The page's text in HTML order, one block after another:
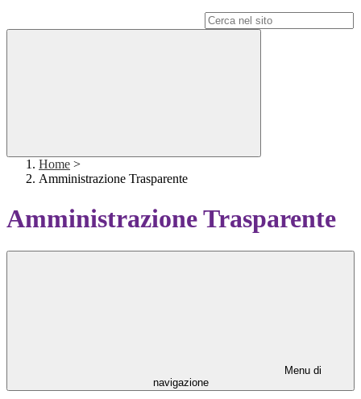
Home >
Amministrazione Trasparente
Amministrazione Trasparente
Menu di
navigazione